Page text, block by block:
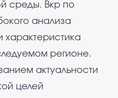
среды. Вкр по
анализа
характеристика
регионе.
актуальности
целей